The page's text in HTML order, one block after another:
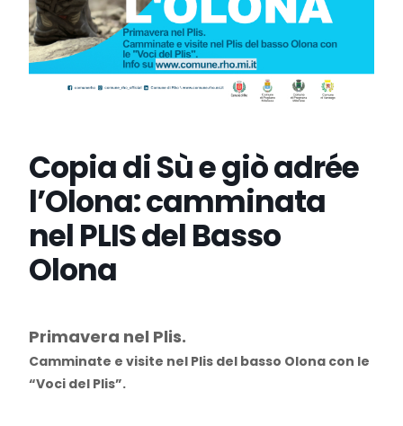
Copia di Sù e giò adrée
l’Olona: camminata
nel PLIS del Basso
Olona
Primavera nel Plis.
Camminate e visite nel Plis del basso Olona con le
“Voci del Plis”.